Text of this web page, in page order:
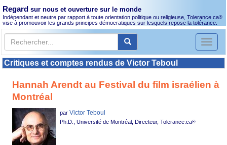
Regard sur nous et ouverture sur le monde
Indépendant et neutre par rapport à toute orientation politique ou religieuse, Tolerance.ca®
vise à promouvoir les grands principes démocratiques sur lesquels repose la tolérance.
Toggle
Critiques et comptes rendus de Victor Teboul
Hannah Arendt au Festival du film israélien à
Montréal
parVictor Teboul
Ph.D., Université de Montréal, Directeur, Tolerance.ca®